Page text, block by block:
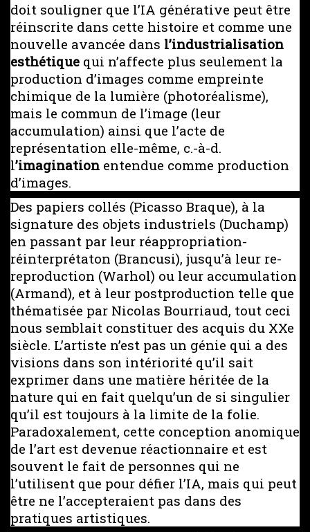
doit souligner que l’IA générative peut être
réinscrite dans cette histoire et comme une
nouvelle avancée dans l’industrialisation
esthétique qui n’affecte plus seulement la
production d’images comme empreinte
chimique de la lumière (photoréalisme),
mais le commun de l’image (leur
accumulation) ainsi que l’acte de
représentation elle-même, c.-à-d.
l’imagination entendue comme production
d’images.
Des papiers collés (Picasso Braque), à la
signature des objets industriels (Duchamp)
en passant par leur réappropriation-
réinterprétaton (Brancusi), jusqu’à leur re-
reproduction (Warhol) ou leur accumulation
(Armand), et à leur postproduction telle que
thématisée par Nicolas Bourriaud, tout ceci
nous semblait constituer des acquis du XXe
siècle. L’artiste n’est pas un génie qui a des
visions dans son intériorité qu’il sait
exprimer dans une matière héritée de la
nature qui en fait quelqu’un de si singulier
qu’il est toujours à la limite de la folie.
Paradoxalement, cette conception anomique
de l’art est devenue réactionnaire et est
souvent le fait de personnes qui ne
l’utilisent que pour défier l’IA, mais qui peut
être ne l’accepteraient pas dans des
pratiques artistiques.